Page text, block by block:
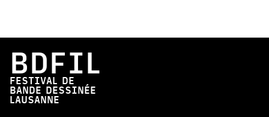
BDFIL
FESTIVAL DE
BANDE DESSINÉE
LAUSANNE